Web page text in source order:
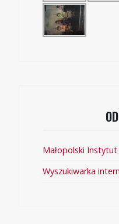
Małopolski
Wyszukiwarka